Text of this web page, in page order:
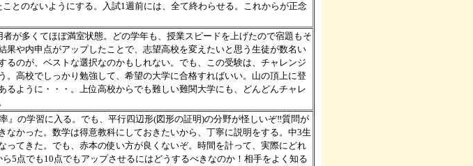
とのないようにする。入試1週前には、全て終わらせる。これからが正念
が多くてほぼ満室状態。どの学年も、授業スピードを上げたので宿題もそ
果や内申点がアップしたことで、志望高校を変えたいと思う生徒が数名い
るのが、ベストな選択なのかもしれない。でも、この受験は、チャレンジ
。高校でしっかり勉強して、希望の大学に合格すればいい。山の頂上に登
るように・・・。上位高校からでも難しい難関大学にも、どんどんチャレ
』の学習に入る。でも、平行四辺形(図形の証明)の分野が怪しいぞ‼質問が
なかった。数学は得意教科にしておきたいから、丁寧に説明をする。中3生
ってきた。でも、赤本の使い方が良くないぞ。時間を計って、実際にどれ
5点でも10点でもアップさせるにはどうするべきなのか！相手をよく知る